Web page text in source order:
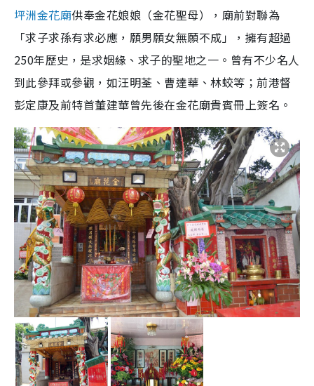
坪洲金花廟供奉金花娘娘（金花聖母），廟前對聯為
「求子求孫有求必應，願男願女無願不成」，擁有超過
250年歷史，是求姻緣、求子的聖地之一。曾有不少名人
到此參拜或參觀，如汪明荃、曹達華、林蛟等；前港督
彭定康及前特首董建華曾先後在金花廟貴賓冊上簽名。